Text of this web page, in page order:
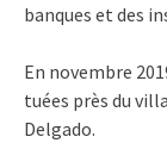
banques et des
En novembre
tuées près du
Delgado.